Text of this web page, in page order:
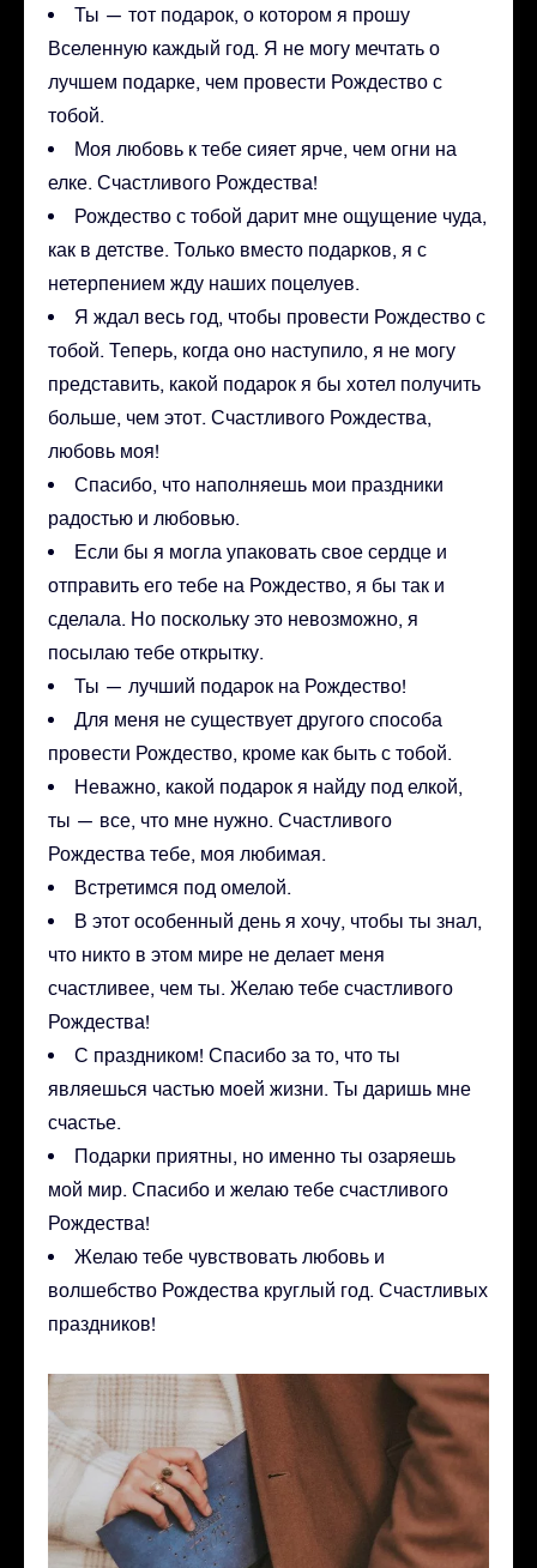
Ты — тот подарок, о котором я прошу
Вселенную каждый год. Я не могу мечтать о
лучшем подарке, чем провести Рождество с
тобой.
Моя любовь к тебе сияет ярче, чем огни на
елке. Счастливого Рождества!
Рождество с тобой дарит мне ощущение чуда,
как в детстве. Только вместо подарков, я с
нетерпением жду наших поцелуев.
Я ждал весь год, чтобы провести Рождество с
тобой. Теперь, когда оно наступило, я не могу
представить, какой подарок я бы хотел получить
больше, чем этот. Счастливого Рождества,
любовь моя!
Спасибо, что наполняешь мои праздники
радостью и любовью.
Если бы я могла упаковать свое сердце и
отправить его тебе на Рождество, я бы так и
сделала. Но поскольку это невозможно, я
посылаю тебе открытку.
Ты — лучший подарок на Рождество!
Для меня не существует другого способа
провести Рождество, кроме как быть с тобой.
Неважно, какой подарок я найду под елкой,
ты — все, что мне нужно. Счастливого
Рождества тебе, моя любимая.
Встретимся под омелой.
В этот особенный день я хочу, чтобы ты знал,
что никто в этом мире не делает меня
счастливее, чем ты. Желаю тебе счастливого
Рождества!
С праздником! Спасибо за то, что ты
являешься частью моей жизни. Ты даришь мне
счастье.
Подарки приятны, но именно ты озаряешь
мой мир. Спасибо и желаю тебе счастливого
Рождества!
Желаю тебе чувствовать любовь и
волшебство Рождества круглый год. Счастливых
праздников!